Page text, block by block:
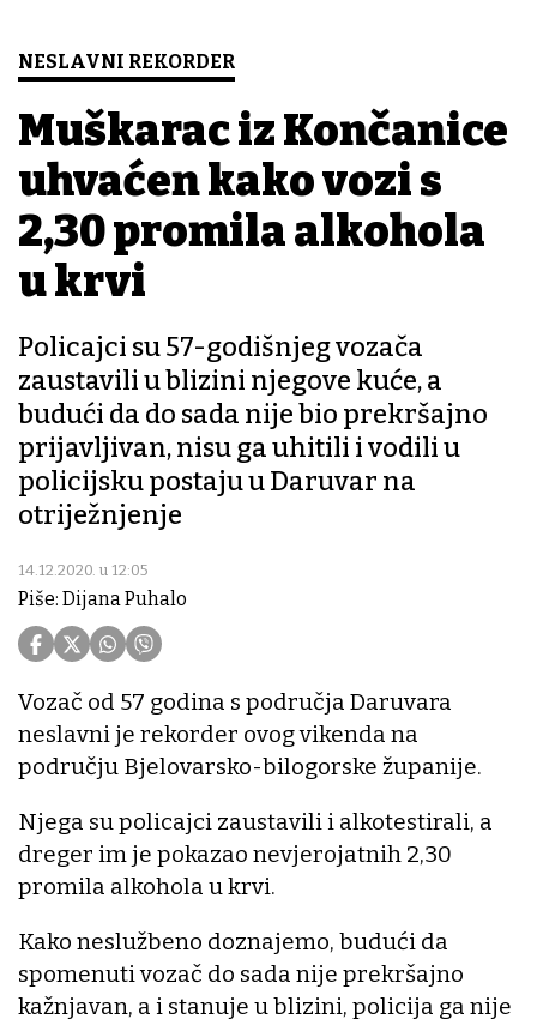
NESLAVNI REKORDER
Muškarac iz Končanice
uhvaćen kako vozi s
2,30 promila alkohola
u krvi
Policajci su 57-godišnjeg vozača
zaustavili u blizini njegove kuće, a
budući da do sada nije bio prekršajno
prijavljivan, nisu ga uhitili i vodili u
policijsku postaju u Daruvar na
otriježnjenje
14.12.2020. u 12:05
Piše: Dijana Puhalo
Vozač od 57 godina s područja Daruvara
neslavni je rekorder ovog vikenda na
području Bjelovarsko-bilogorske županije.
Njega su policajci zaustavili i alkotestirali, a
dreger im je pokazao nevjerojatnih 2,30
promila alkohola u krvi.
Kako neslužbeno doznajemo, budući da
spomenuti vozač do sada nije prekršajno
kažnjavan, a i stanuje u blizini, policija ga nije